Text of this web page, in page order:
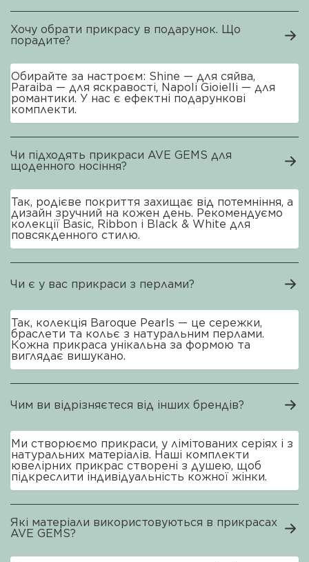
Хочу обрати прикрасу в подарунок. Що
порадите?
Обирайте за настроєм: Shine — для сяйва,
Paraiba — для яскравості, Napoli Gioielli — для
романтики. У нас є ефектні подарункові
комплекти.
Чи підходять прикраси AVE GEMS для
щоденного носіння?
Так, родієве покриття захищає від потемніння, а
дизайн зручний на кожен день. Рекомендуємо
колекції Basic, Ribbon і Black & White для
повсякденного стилю.
Чи є у вас прикраси з перлами?
Так, колекція Baroque Pearls — це сережки,
браслети та кольє з натуральним перлами.
Кожна прикраса унікальна за формою та
виглядає вишукано.
Чим ви відрізняєтеся від інших брендів?
Ми створюємо прикраси, у лімітованих серіях і з
натуральних матеріалів. Наші комплекти
ювелірних прикрас створені з душею, щоб
підкреслити індивідуальність кожної жінки.
Які матеріали використовуються в прикрасах
AVE GEMS?